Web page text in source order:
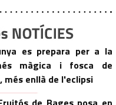
es prepara per a la
màgica i fosca de
més enllà de l'eclipsi